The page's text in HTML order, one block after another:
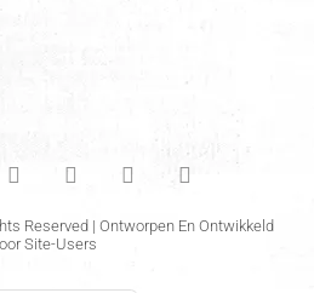
Reserved | Ontworpen En Ontwikkeld
Site-Users